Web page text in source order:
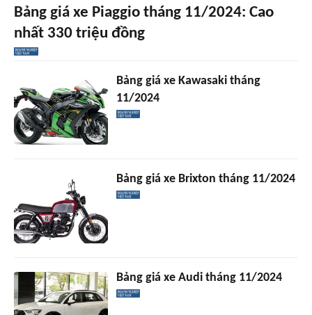
Bảng giá xe Piaggio tháng 11/2024: Cao
nhất 330 triệu đồng
Bảng giá xe Kawasaki tháng
11/2024
Bảng giá xe Brixton tháng 11/2024
Bảng giá xe Audi tháng 11/2024